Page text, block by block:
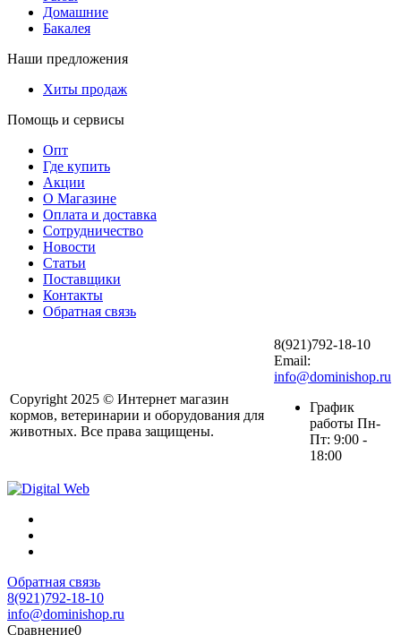
Домашние
Бакалея
Наши предложения
Хиты продаж
Помощь и сервисы
Опт
Где купить
Акции
О Магазине
Оплата и доставка
Сотрудничество
Новости
Статьи
Поставщики
Контакты
Обратная связь
Copyright 2025 © Интернет магазин
кормов, ветеринарии и оборудования для
животных. Все права защищены.
8(921)792-18-10
Email:
info@dominishop.ru
График
работы Пн-
Пт: 9:00 -
18:00
Обратная связь
8(921)792-18-10
info@dominishop.ru
Сравнение0